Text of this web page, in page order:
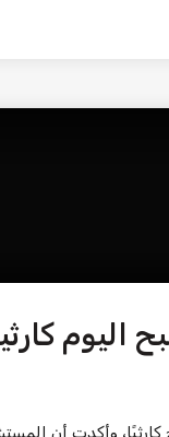
اليوم
كارثيًا، وأكدت أن